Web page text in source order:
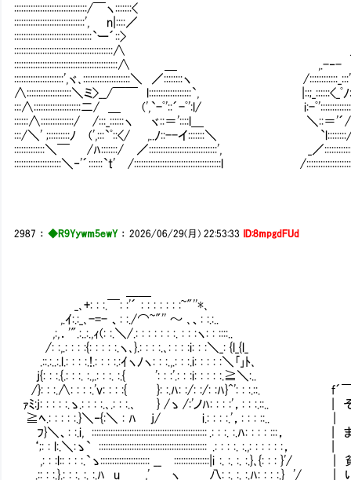
:::::::::::::::::::::::::::::::/￣ヽ:::::::<
::::::::::::::::::::::::::::::', n|::::／ }:::::::`ﾟ-
:::::::::::::::::::::::::::::::::`ー´::> ',ﾂ
::::::::::::::::::::::::::::::::::::::::::∧
:::::::::::::::::::::',ヾ､::::::::::::::::::::＼ ／::::::::ヽ /
∧:::::::::::::::::::＼ミ>__/￣￣ l::::::::::::::::::`, |::;_::::::<_ﾟﾉ
:::∧::::::::::::::::::::二/ ＿ (',`-ﾟ'::´-ﾟ':l/ i:-ﾟ
::::::∧::::::::::::::/ /:::_::::::ヽ ヾ::＝'::::l＿ ＼::＝'´/:::',＿
:::/＼' ;:::::::::ﾉ (',:::`ﾟ::</ ,..ﾉ::--イ:::::::＼ `l::::::::/:::-::/
:::::::::::::＼￣ /ﾊ:::::::/ ／:::::::::::::::::::::::::::::', _／
::::::::::::::::::::＼‐'´::::::`t' /:::::::::::::::::::::::::::::::::::::l /
2987 ：◆R9Yywm5ewY：2026/06/29(月) 22:53:33 ID:8mpgdFUd
_､+: : :.￣: :'´ : : : : : : :~"''*､
,.ｲ:.:_､-=- 、: :./⌒~"'' ～ ､、: :.:..
,:,．'".:..:.,ｨ(: :.＼/.: : : : : : :. : : :ヽ: : ::::..
/: :,.: : : :{: : : : :.ヽ､}.: : : :.､: : : :i: : :＼_: {l_{l_
.::.:..:.l.: : : :.!.: : : :.:ｲヽﾉヽ: : :.,.: : :.i: : : : :＼｢｣ﾄ､
j{: : :.{.: : :. :.,.: : :. :.{ ': : :'.: : :i: : : : :.≧＼:..
/}: : :.∧: : : :.'v: : : :{ }: :.ﾊ: :/: :/: :ﾊ}^': : :.::. f´￣￣￣￣
ｧﾐ:j: : : : :.ゝ.: : : :.､.: : :.､ } /ゝ /:'ノﾊ: : : :'，: : :.::.. | そう
≧ﾍ.: : : : :.}＼‐{:＼
ﾌ}＼、: :.i, ::::::::::::::::::::::::::::::::::::::::::::::::: .: : :. :.ﾊ: : : :
‘;: : l:.＼:ゝ`
,: : :l:: : : :.`ゝ::::::::::::::::::::: __ :::::::::::::::|i :. :. :. :.}､{: : : }'/ |
.:: : :.}.: : :. :. :.ﾊ u ,' ヽ 八: :. :. :.ﾊ: : : :.} '/ |